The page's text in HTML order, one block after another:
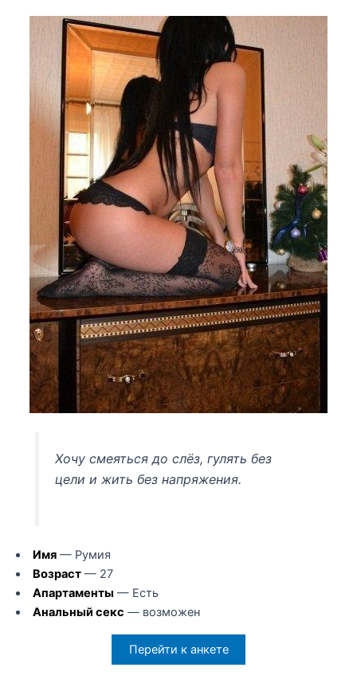
Хочу смеяться до слёз, гулять без
цели и жить без напряжения.
Имя— Румия
Возраст— 27
Апартаменты — Есть
Анальный секс — возможен
Перейти к анкете